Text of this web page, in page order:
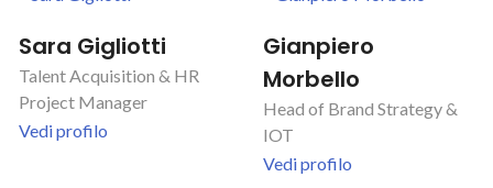
Sara Gigliotti
Talent Acquisition & HR
Project Manager
Vedi profilo
Gianpiero
Morbello
Head of Brand Strategy &
IOT
Vedi profilo